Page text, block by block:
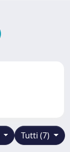
Tutti (7)